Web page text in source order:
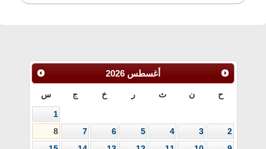
أغسطس 2026
ح ن ث ر خ ج س
1
2
3
4
5
6
7
8